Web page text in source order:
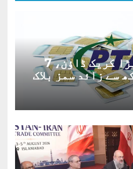
پی ٹی اے کا بڑا کریک ڈاؤن، 7